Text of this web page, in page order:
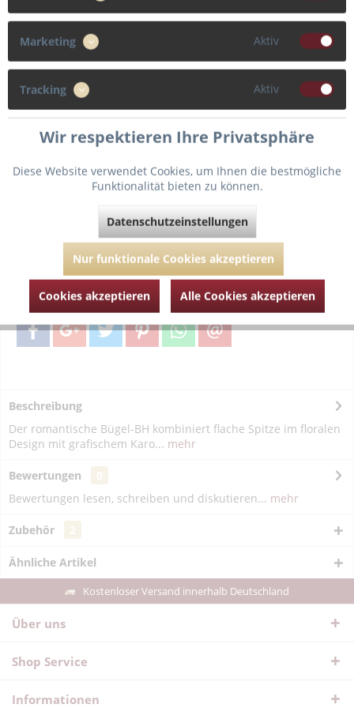
90 105
Cup
Fragen zum Artikel?
Beschreibung
Der romantische Bügel-BH kombiniert flache Spitze im floralen
Design mit grafischem Karo... mehr
Bewertungen
Bewertungen lesen, schreiben und diskutieren... mehr
Zubehör
Ähnliche Artikel
Kostenloser Versand innerhalb Deutschland
Über uns
Shop Service
Informationen
Marketing Aktiv
Tracking Aktiv
Wir respektieren Ihre Privatsphäre
Diese Website verwendet Cookies, um Ihnen die bestmögliche
Funktionalität bieten zu können.
Datenschutzeinstellungen
Nur funktionale Cookies akzeptieren
Cookies akzeptieren Alle Cookies akzeptieren